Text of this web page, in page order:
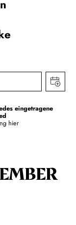
eingetragene
hier